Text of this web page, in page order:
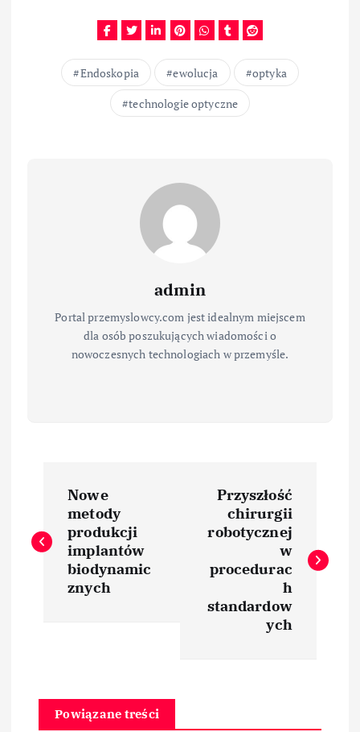
Endoskopia ewolucja
optyka
technologie optyczne
admin
Portal przemyslowcy.com jest idealnym miejscem
dla osób poszukujących wiadomości o
nowoczesnych technologiach w przemyśle.
a
w
Nowe
metody
produkcji
implantów
biodynamic
znych
Przyszłość
chirurgii
robotycznej
w
procedurac
h
standardow
ych
Powiązane treści